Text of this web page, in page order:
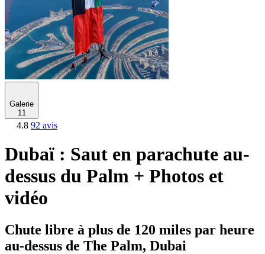
Galerie
11
4.8 92 avis
Dubaï : Saut en parachute au-
dessus du Palm + Photos et
vidéo
Chute libre à plus de 120 miles par heure
au-dessus de The Palm, Dubai